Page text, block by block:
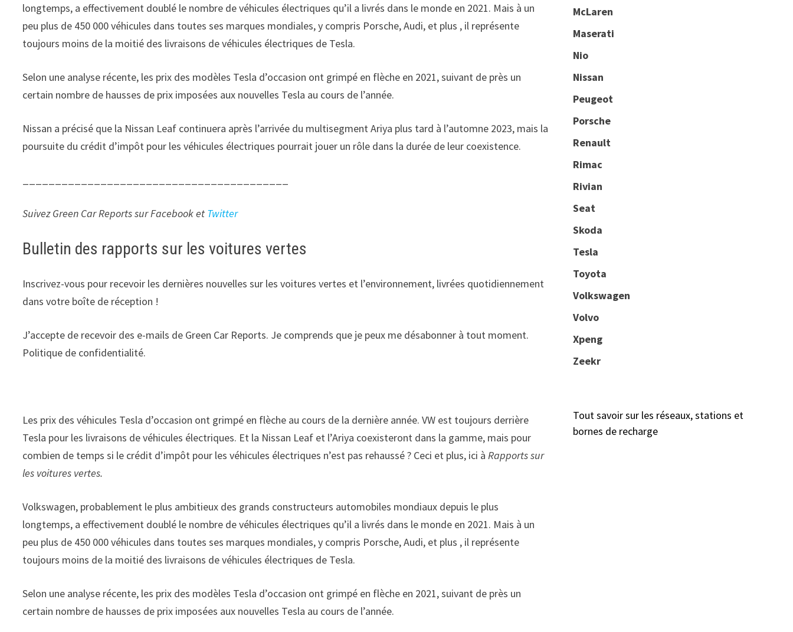
longtemps, a effectivement doublé le nombre de véhicules électriques qu’il a livrés dans le monde en 2021. Mais à un
peu plus de 450 000 véhicules dans toutes ses marques mondiales, y compris Porsche, Audi, et plus , il représente
toujours moins de la moitié des livraisons de véhicules électriques de Tesla.
Selon une analyse récente, les prix des modèles Tesla d’occasion ont grimpé en flèche en 2021, suivant de près un
certain nombre de hausses de prix imposées aux nouvelles Tesla au cours de l’année.
Nissan a précisé que la Nissan Leaf continuera après l’arrivée du multisegment Ariya plus tard à l’automne 2023, mais la
poursuite du crédit d’impôt pour les véhicules électriques pourrait jouer un rôle dans la durée de leur coexistence.
Suivez Green Car Reports surFacebooket Twitter
Bulletin des rapports sur les voitures vertes
Inscrivez-vous pour recevoir les dernières nouvelles sur les voitures vertes et l’environnement, livrées quotidiennement
dans votre boîte de réception !
J’accepte de recevoir des e-mails de Green Car Reports. Je comprends que je peux me désabonner à tout moment.
Politique de confidentialité.
Les prix des véhicules Tesla d’occasion ont grimpé en flèche au cours de la dernière année. VW est toujours derrière
Tesla pour les livraisons de véhicules électriques. Et la Nissan Leaf et l’Ariya coexisteront dans la gamme, mais pour
combien de temps si le crédit d’impôt pour les véhicules électriques n’est pas rehaussé ? Ceci et plus, ici àRapports sur
les voitures vertes.
Volkswagen, probablement le plus ambitieux des grands constructeurs automobiles mondiaux depuis le plus
longtemps, a effectivement doublé le nombre de véhicules électriques qu’il a livrés dans le monde en 2021. Mais à un
peu plus de 450 000 véhicules dans toutes ses marques mondiales, y compris Porsche, Audi, et plus , il représente
toujours moins de la moitié des livraisons de véhicules électriques de Tesla.
Selon une analyse récente, les prix des modèles Tesla d’occasion ont grimpé en flèche en 2021, suivant de près un
certain nombre de hausses de prix imposées aux nouvelles Tesla au cours de l’année.
McLaren
Maserati
Nio
Nissan
Peugeot
Porsche
Renault
Rimac
Rivian
Seat
Skoda
Tesla
Toyota
Volkswagen
Volvo
Xpeng
Zeekr
Tout savoir sur les réseaux, stations et
bornes de recharge